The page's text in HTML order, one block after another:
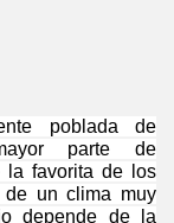
poblada de
parte de
la favorita de los
de un clima muy
depende de la